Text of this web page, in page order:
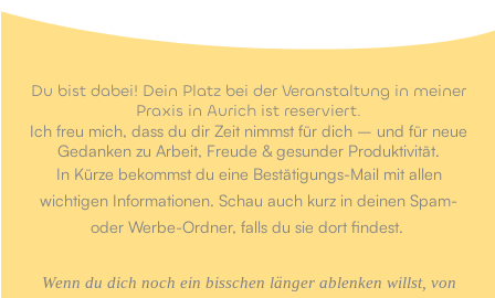
Du bist dabei! Dein Platz bei der Veranstaltung in meiner
Praxis in Aurich ist reserviert.
Ich freu mich, dass du dir Zeit nimmst für dich – und für neue
Gedanken zu Arbeit, Freude & gesunder Produktivität.
In Kürze bekommst du eine Bestätigungs-Mail mit allen
wichtigen Informationen. Schau auch kurz in deinen Spam-
oder Werbe-Ordner, falls du sie dort findest.
Wenn du dich noch ein bisschen länger ablenken willst, von